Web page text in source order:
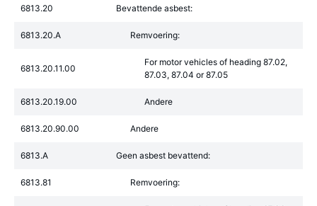
6813.20 Bevattende asbest:
6813.20.A Remvoering:
6813.20.11.00
For motor vehicles of heading 87.02,
87.03, 87.04 or 87.05
6813.20.19.00 Andere
6813.20.90.00 Andere
6813.A Geen asbest bevattend:
6813.81 Remvoering: